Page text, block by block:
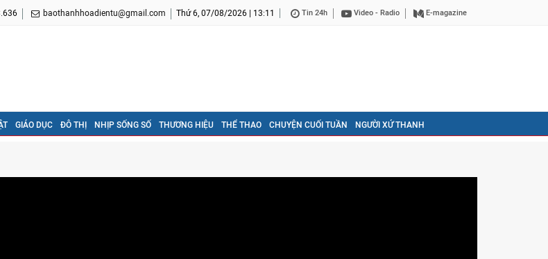
baothanhhoadientu@gmail.com Thứ 6, 07/08/2026 | 13:11 Tin 24h Video - Radio E-magazine
GIÁO DỤC ĐÔ THỊ NHỊP SỐNG SỐ THƯƠNG HIỆU THỂ THAO CHUYỆN CUỐI TUẦN NGƯỜI XỨ THANH